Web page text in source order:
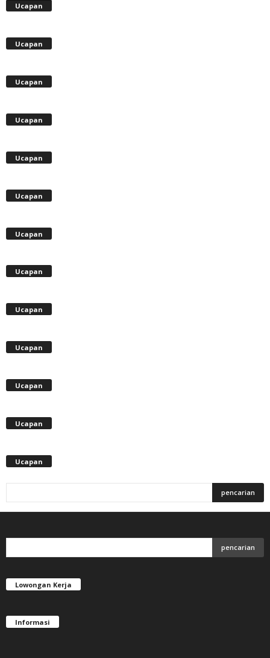
Ucapan
Ucapan
Ucapan
Ucapan
Ucapan
Ucapan
Ucapan
Ucapan
Ucapan
Ucapan
Ucapan
Ucapan
Ucapan
Lowongan Kerja
Informasi